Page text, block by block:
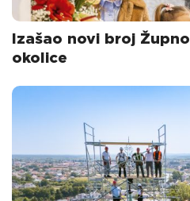
Izašao novi broj
okolice